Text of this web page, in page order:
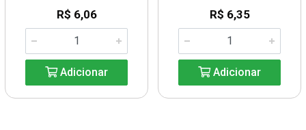
R$ 6,06
Adicionar
R$ 6,35
Adicionar